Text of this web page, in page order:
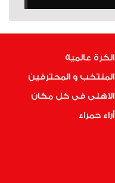
الكرة عالمية
المنتخب و المحترفين
الاهلى فى كل مكان
أراء حمراء